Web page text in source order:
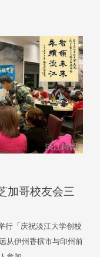
加哥校友会三
行「庆祝淡江大学创校
从伊州香槟市与印州前